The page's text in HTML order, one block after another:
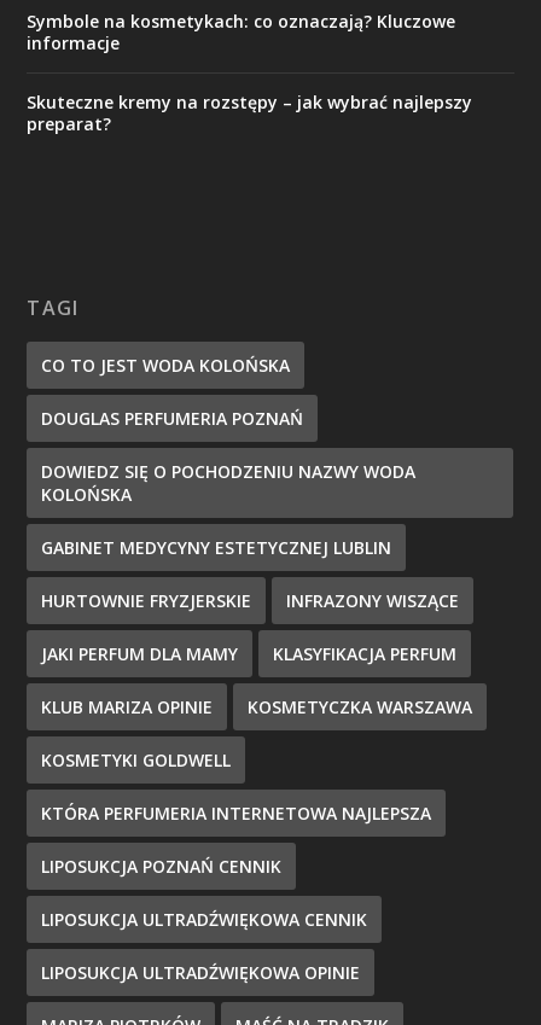
Symbole na kosmetykach: co oznaczają? Kluczowe
informacje
Skuteczne kremy na rozstępy – jak wybrać najlepszy
preparat?
TAGI
CO TO JEST WODA KOLOŃSKA
DOUGLAS PERFUMERIA POZNAŃ
DOWIEDZ SIĘ O POCHODZENIU NAZWY WODA
KOLOŃSKA
GABINET MEDYCYNY ESTETYCZNEJ LUBLIN
HURTOWNIE FRYZJERSKIE INFRAZONY WISZĄCE
JAKI PERFUM DLA MAMY KLASYFIKACJA PERFUM
KLUB MARIZA OPINIE KOSMETYCZKA WARSZAWA
KOSMETYKI GOLDWELL
KTÓRA PERFUMERIA INTERNETOWA NAJLEPSZA
LIPOSUKCJA POZNAŃ CENNIK
LIPOSUKCJA ULTRADŹWIĘKOWA CENNIK
LIPOSUKCJA ULTRADŹWIĘKOWA OPINIE